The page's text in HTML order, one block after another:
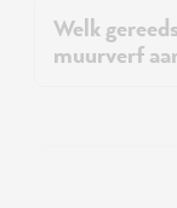
Welk
muurverf